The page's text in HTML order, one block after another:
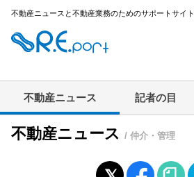
不動産ニュースと不動産業務のためのサポートサイト
不動産ニュース 記者の目
不動産ニュース / 仲介・管理